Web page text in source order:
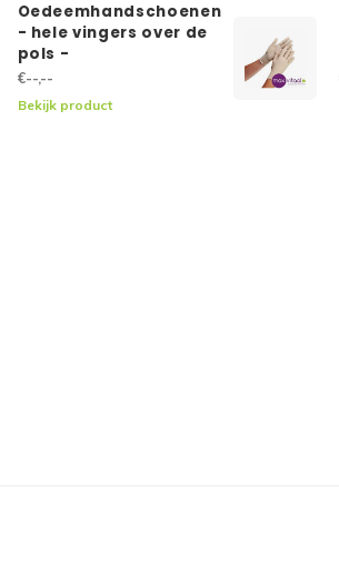
Oedeemhandschoenen
- hele vingers over de
pols -
€--,--
Bekijk product